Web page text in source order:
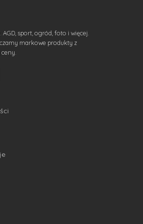
sport, ogród, foto i więcej.
markowe produkty z